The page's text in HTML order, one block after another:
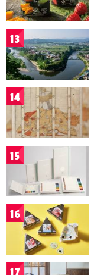
13
14
15
16